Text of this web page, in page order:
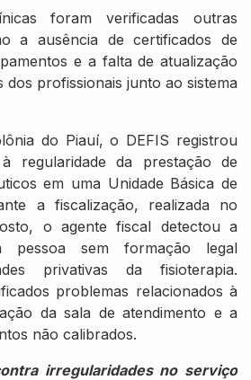
foram verificadas outras
a ausência de certificados de
e a falta de atualização
dos profissionais junto ao sistema
do Piauí, o DEFIS registrou
regularidade da prestação de
em uma Unidade Básica de
a fiscalização, realizada no
o agente fiscal detectou a
pessoa sem formação legal
privativas da fisioterapia.
problemas relacionados à
da sala de atendimento e a
não calibrados.
irregularidades no serviço